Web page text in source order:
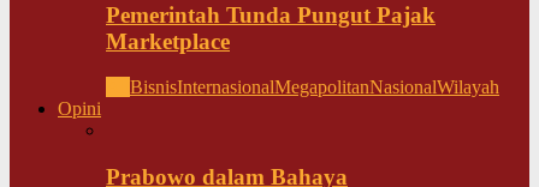
Pemerintah Tunda Pungut Pajak
Marketplace
BisnisInternasionalMegapolitanNasionalWilayah
Opini
Prabowo dalam Bahaya